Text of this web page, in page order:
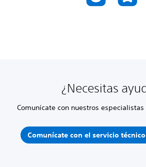
¿Necesitas
Comunícate con nuestros
Comunícate con el servicio